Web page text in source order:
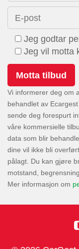
E-post
Jeg godtar
Jeg vil motta
Vi informerer deg om
behandlet av
sende deg forespurt
våre kommersielle
data som blir
dine vil ikke bli
pålagt. Du kan gjøre
motstand,
Mer informasjon om